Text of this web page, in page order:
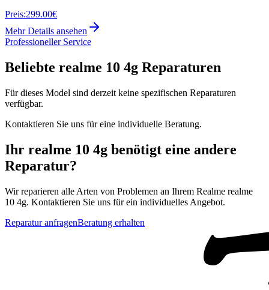
Preis:299.00€
Mehr Details ansehen
Professioneller Service
Beliebte realme 10 4g Reparaturen
Für dieses Model sind derzeit keine spezifischen Reparaturen
verfügbar.
Kontaktieren Sie uns für eine individuelle Beratung.
Ihr realme 10 4g benötigt eine andere
Reparatur?
Wir reparieren alle Arten von Problemen an Ihrem Realme realme
10 4g. Kontaktieren Sie uns für ein individuelles Angebot.
Reparatur anfragenBeratung erhalten